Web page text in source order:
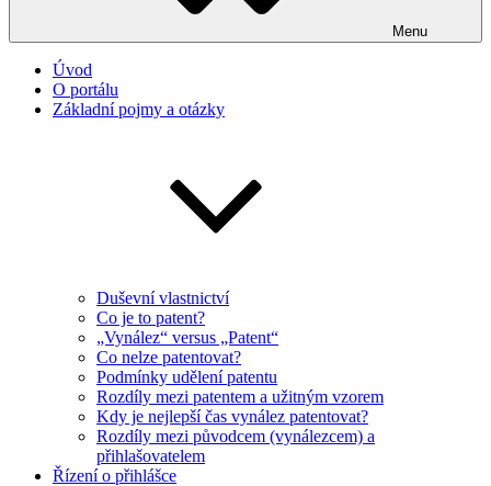
Menu
Úvod
O portálu
Základní pojmy a otázky
Duševní vlastnictví
Co je to patent?
„Vynález“ versus „Patent“
Co nelze patentovat?
Podmínky udělení patentu
Rozdíly mezi patentem a užitným vzorem
Kdy je nejlepší čas vynález patentovat?
Rozdíly mezi původcem (vynálezcem) a
přihlašovatelem
Řízení o přihlášce